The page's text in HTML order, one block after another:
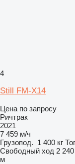
4
Still FM-X14
Цена по запросу
Ричтрак
2021
7 459 м/ч
Грузопод. 1 400 кг
Свободный ход 2
м